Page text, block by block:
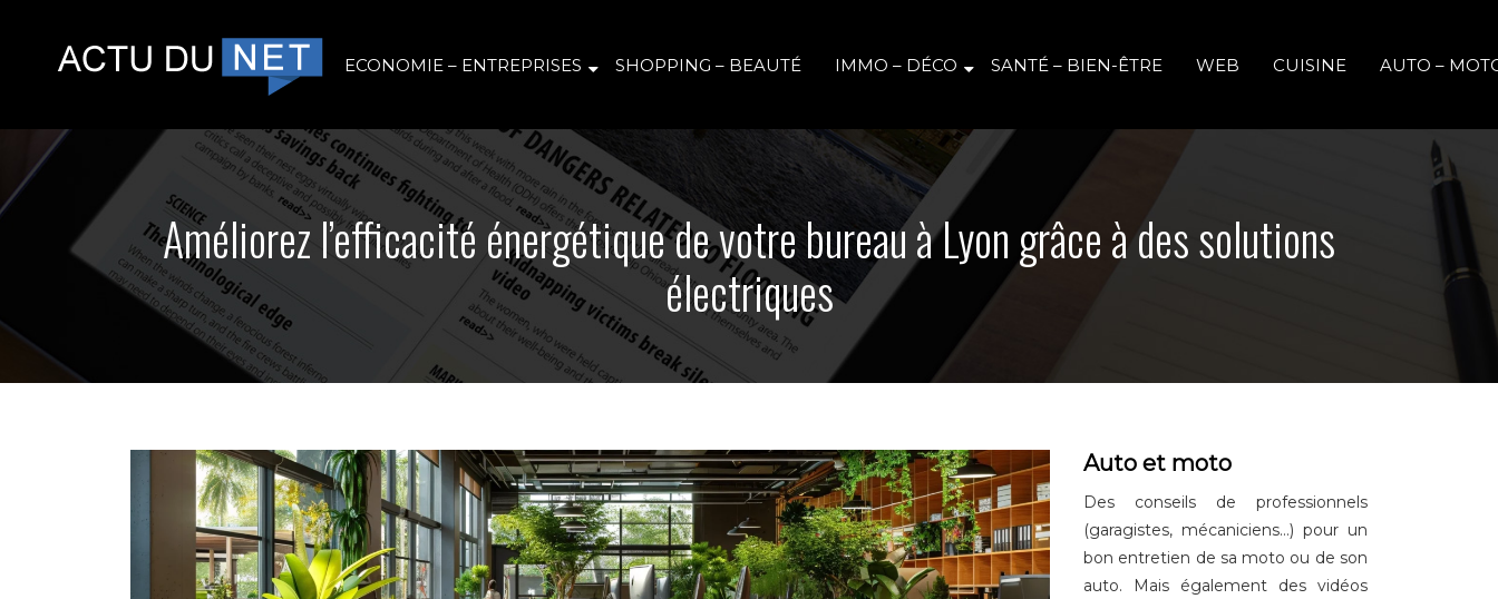
ECONOMIE – ENTREPRISES SHOPPING – BEAUTÉ IMMO – DÉCO SANTÉ – BIEN-ÊTRE WEB CUISINE AUTO –
Améliorez l’efficacité énergétique de votre bureau à Lyon grâce à des solutions
électriques
Auto et moto
Des conseils de professionnels
(garagistes, mécaniciens…) pour un
bon entretien de sa moto ou de son
auto. Mais également des vidéos